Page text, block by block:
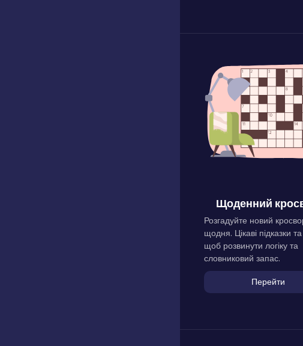
Щоденний
Розгадуйте новий
щодня. Цікаві підказки
щоб розвинути логіку та
словниковий запас.
Перейти